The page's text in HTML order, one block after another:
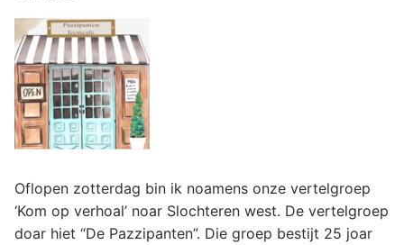
Oflopen zotterdag bin ik noamens onze vertelgroep
‘Kom op verhoal’ noar Slochteren west. De vertelgroep
doar hiet “De Pazzipanten”. Die groep bestijt 25 joar